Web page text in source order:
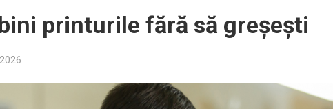
printurile fără să greșești